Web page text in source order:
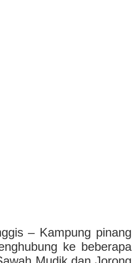
– Kampung pinang
ke beberapa